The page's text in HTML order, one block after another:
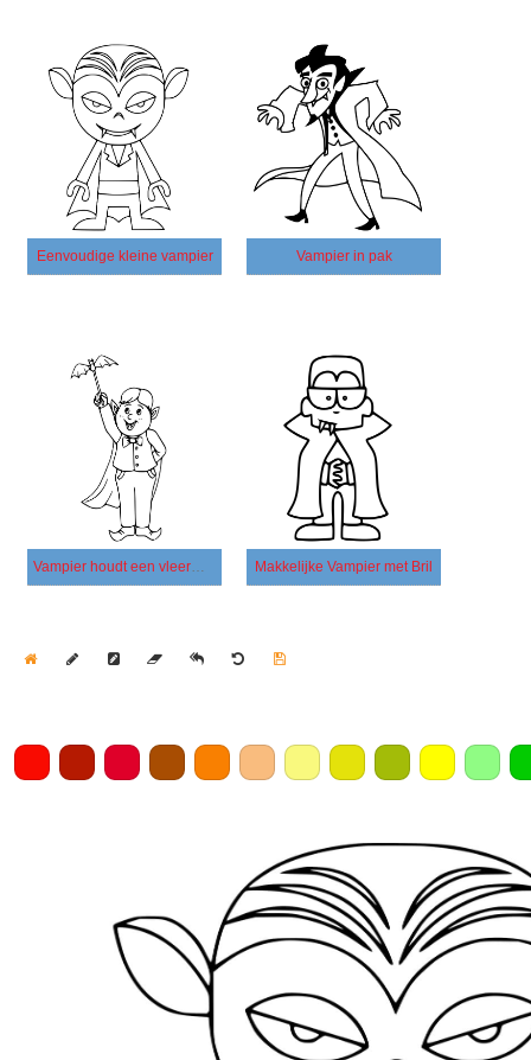
Eenvoudige kleine vampier Vampier in pak
Vampier houdt een vleermuisspeeltje vast Makkelijke Vampier met Bril